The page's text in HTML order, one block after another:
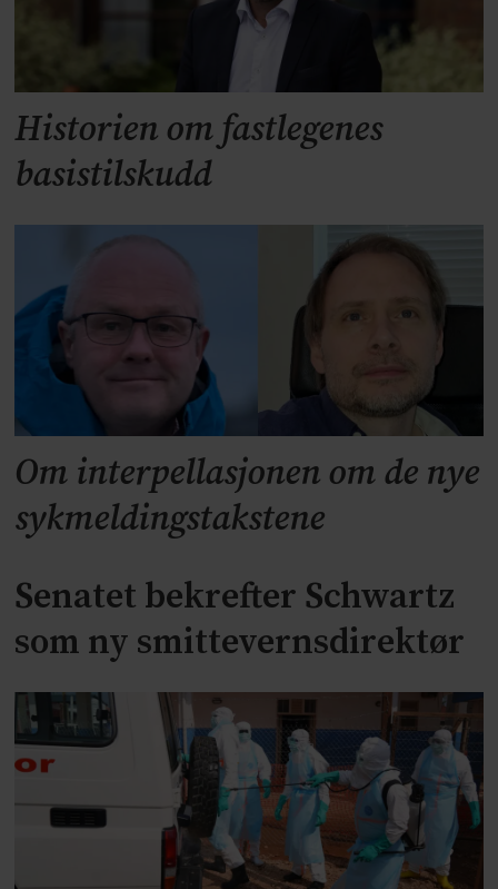
Historien om fastlegenes
basistilskudd
Om interpellasjonen om de nye
sykmeldingstakstene
Senatet bekrefter Schwartz
som ny smittevernsdirektør